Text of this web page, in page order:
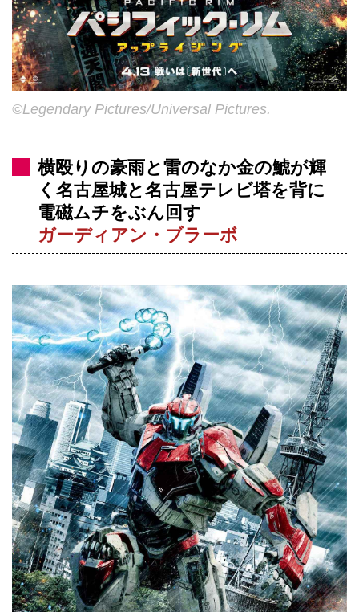
©Legendary Pictures/Universal Pictures.
横殴りの豪雨と雷のなか金の鯱が輝
く名古屋城と名古屋テレビ塔を背に
電磁ムチをぶん回す
ガーディアン・ブラーボ